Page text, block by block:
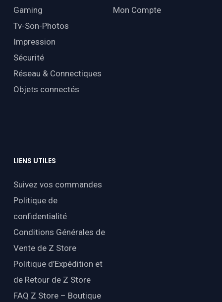
Gaming
Tv-Son-Photos
Impression
Sécurité
Réseau & Connectiques
Objets connectés
Mon Compte
LIENS UTILES
Suivez vos commandes
Politique de
confidentialité
Conditions Générales de
Vente de Z Store
Politique d’Expédition et
de Retour de Z Store
FAQ Z Store – Boutique